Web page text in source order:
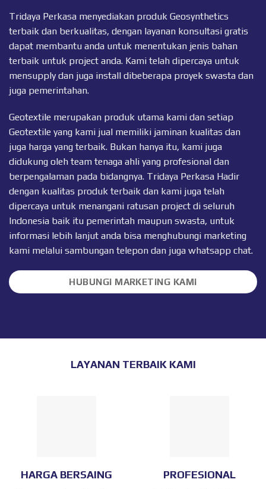
Tridaya Perkasa menyediakan produk Geosynthetics
terbaik dan berkualitas, dengan layanan konsultasi gratis
dapat membantu anda untuk menentukan jenis bahan
terbaik untuk project anda. Kami telah dipercaya untuk
mensupply dan juga install dibeberapa proyek swasta dan
juga pemerintahan.
Geotextile merupakan produk utama kami dan setiap
Geotextile yang kami jual memiliki jaminan kualitas dan
juga harga yang terbaik. Bukan hanya itu, kami juga
didukung oleh team tenaga ahli yang profesional dan
berpengalaman pada bidangnya. Tridaya Perkasa Hadir
dengan kualitas produk terbaik dan kami juga telah
dipercaya untuk menangani ratusan project di seluruh
Indonesia baik itu pemerintah maupun swasta, untuk
informasi lebih lanjut anda bisa menghubungi marketing
kami melalui sambungan telepon dan juga whatsapp chat.
HUBUNGI MARKETING KAMI
LAYANAN TERBAIK KAMI
HARGA BERSAING PROFESIONAL